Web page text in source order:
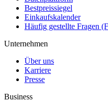
Bestpreissiegel
Einkaufskalender
Häufig gestellte Fragen
Unternehmen
Über uns
Karriere
Presse
Business